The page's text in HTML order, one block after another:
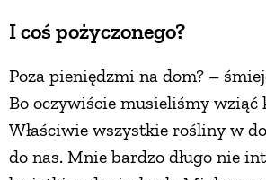
I coś pożyczonego?
Poza pieniędzmi na dom? –
Bo oczywiście musieliśmy wziąć
Właściwie wszystkie rośliny w
do nas. Mnie bardzo długo nie